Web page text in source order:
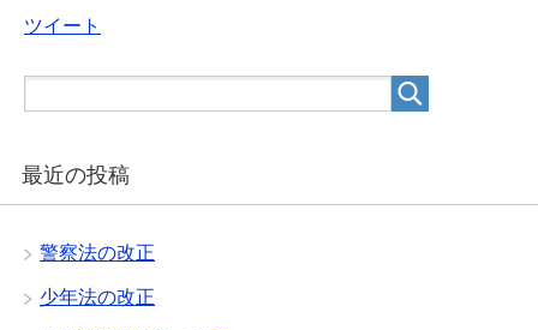
ツイート
最近の投稿
警察法の改正
少年法の改正